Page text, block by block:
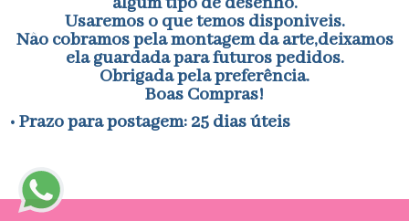
Usaremos o que temos disponiveis.
Não cobramos pela montagem da arte,deixamos
ela guardada para futuros pedidos.
Obrigada pela preferência.
Boas Compras!
• Prazo para postagem: 25 dias úteis